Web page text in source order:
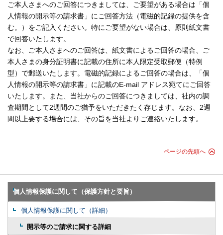
ご本人さまへのご回答につきましては、ご要望がある場合は「個
人情報の開示等の請求書」にご回答方法（電磁的記録の提供を含
む。）をご記入ください。特にご要望がない場合は、原則紙文書
で回答いたします。
なお、ご本人さまへのご回答は、紙文書によるご回答の場合、ご
本人さまの身分証明書に記載の住所に本人限定受取郵便（特例
型）で郵送いたします。電磁的記録によるご回答の場合は、「個
人情報の開示等の請求書」に記載のE-mail アドレス宛てにご回答
いたします。また、当社からのご回答につきましては、社内の調
査期間として2週間のご猶予をいただきたく存じます。なお、2週
間以上要する場合には、その旨を当社よりご連絡いたします。
ページの先頭へ
個人情報保護に関して（保護方針と要旨）
個人情報保護に関して（詳細）
開示等のご請求に関する詳細